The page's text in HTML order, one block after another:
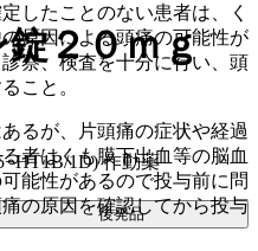
したことのない患者は、く
原因による頭痛の可能性が
察、検査を十分に行い、頭
こと。
るが、片頭痛の症状や経過
者はくも膜下出血等の脳血
能性があるので投与前に問
の原因を確認してから投与
２０ｍｇ
1D) 作動薬
後発品